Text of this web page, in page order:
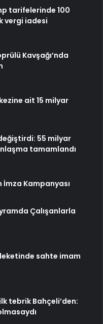
tarifelerinde 100
vergi iadesi
Kavşağı’nda
ait 15 milyar
55 milyar
tamamlandı
Kampanyası
Çalışanlarla
sahte imam
tebrik Bahçeli’den: